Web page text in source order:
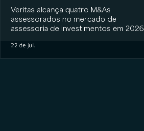
Veritas alcança quatro M&As
assessorados no mercado de
assessoria de investimentos em 2026
22 de jul.